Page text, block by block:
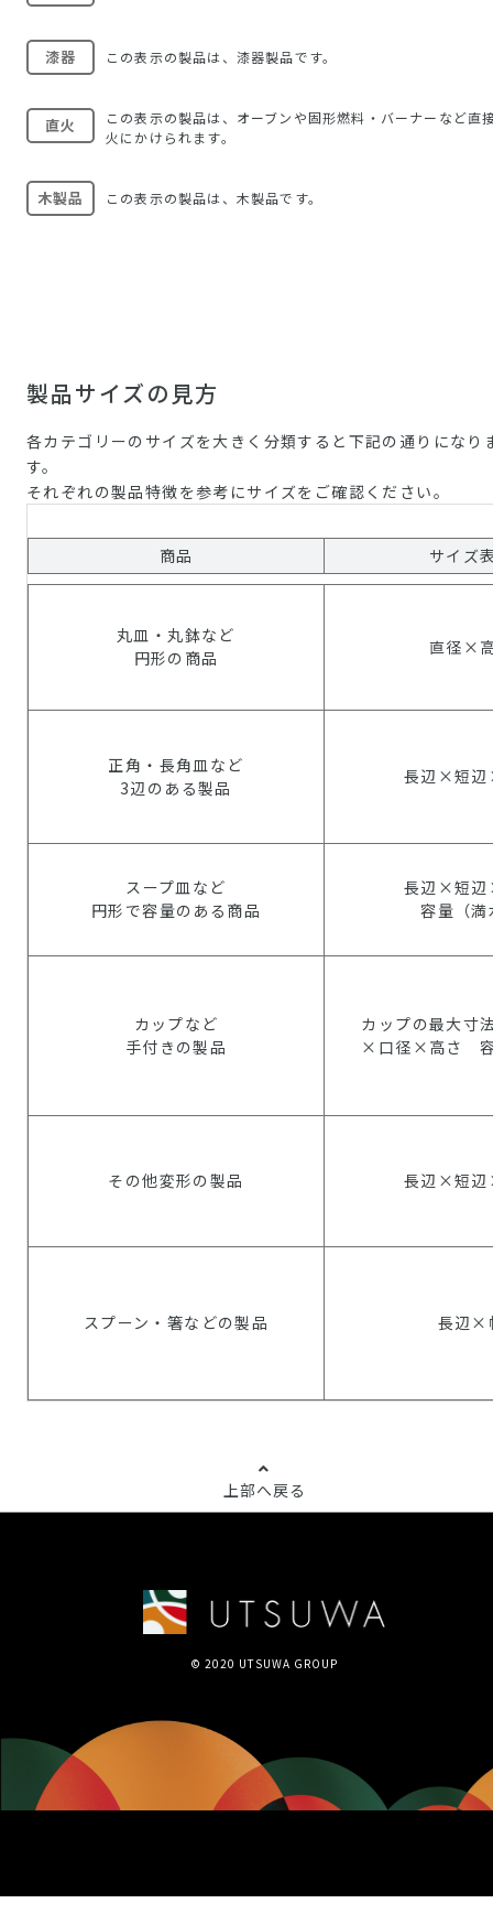
漆器 この表示の製品は、漆器製品です。
直火
この表示の製品は、オーブンや固形燃料・バーナーなど直
火にかけられます。
木製品 この表示の製品は、木製品です。
製品サイズの見方
各カテゴリーのサイズを大きく分類すると下記の通りになり
す。
それぞれの製品特徴を参考にサイズをご確認ください。
商品 サイズ
丸皿・丸鉢など
円形の商品
直径×
正角・長角皿など
3辺のある製品
長辺×短
スープ皿など
円形で容量のある商品
長辺×短
容量（満
カップなど
手付きの製品
カップの最大寸
×口径×高さ 容
その他変形の製品 長辺×短
スプーン・箸などの製品 長辺×
上部へ戻る
© 2020 UTSUWA GROUP